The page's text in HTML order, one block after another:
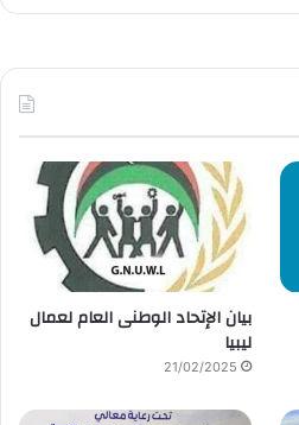
بيان الإتحاد الوطنى العام لعمال
ليبيا
21/02/2025